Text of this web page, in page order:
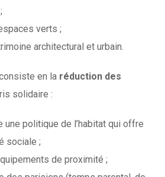
verts ;
architectural et urbain.
en la réduction des
solidaire :
politique de l’habitat qui offre
sociale ;
de proximité ;